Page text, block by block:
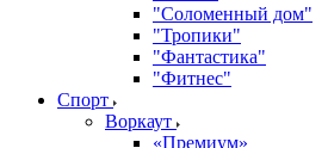
"Соломенный дом"
"Тропики"
"Фантастика"
"Фитнес"
Спорт
Воркаут
«Премиум»